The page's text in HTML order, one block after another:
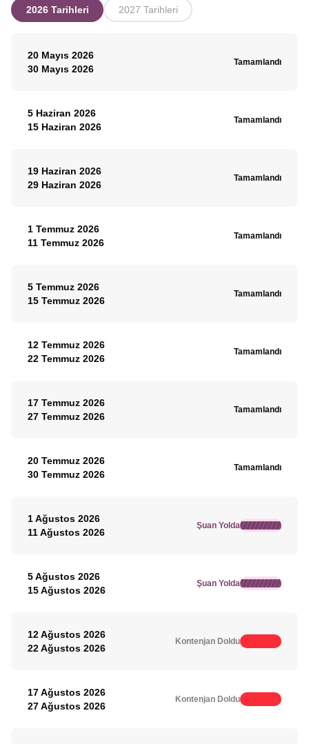
2026 Tarihleri 2027 Tarihleri
20 Mayıs 2026
30 Mayıs 2026
Tamamlandı
5 Haziran 2026
15 Haziran 2026
Tamamlandı
19 Haziran 2026
29 Haziran 2026
Tamamlandı
1 Temmuz 2026
11 Temmuz 2026
Tamamlandı
5 Temmuz 2026
15 Temmuz 2026
Tamamlandı
12 Temmuz 2026
22 Temmuz 2026
Tamamlandı
17 Temmuz 2026
27 Temmuz 2026
Tamamlandı
20 Temmuz 2026
30 Temmuz 2026
Tamamlandı
1 Ağustos 2026
11 Ağustos 2026
Şuan Yolda
5 Ağustos 2026
15 Ağustos 2026
Şuan Yolda
12 Ağustos 2026
22 Ağustos 2026
Kontenjan Doldu
17 Ağustos 2026
27 Ağustos 2026
Kontenjan Doldu